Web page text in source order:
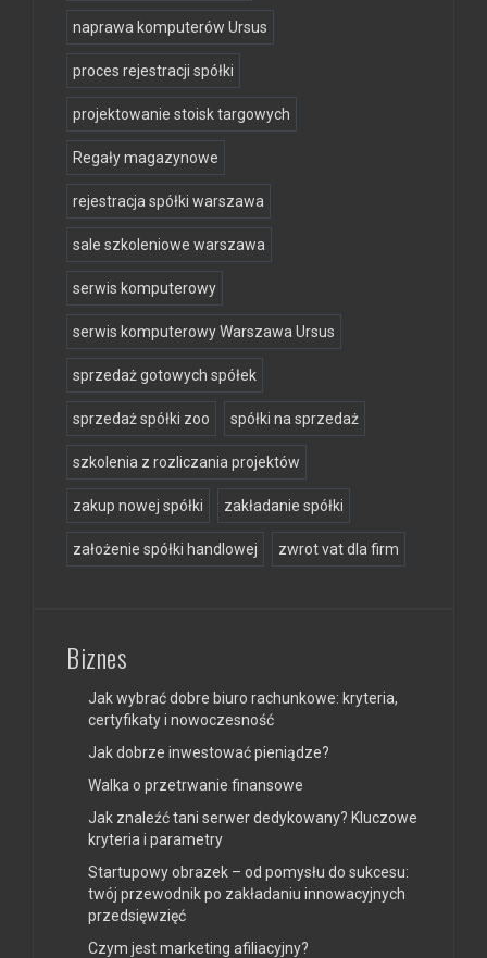
naprawa komputerów Ursus
proces rejestracji spółki
projektowanie stoisk targowych
Regały magazynowe
rejestracja spółki warszawa
sale szkoleniowe warszawa
serwis komputerowy
serwis komputerowy Warszawa Ursus
sprzedaż gotowych spółek
sprzedaż spółki zoo spółki na sprzedaż
szkolenia z rozliczania projektów
zakup nowej spółki zakładanie spółki
założenie spółki handlowej zwrot vat dla firm
Biznes
Jak wybrać dobre biuro rachunkowe: kryteria,
certyfikaty i nowoczesność
Jak dobrze inwestować pieniądze?
Walka o przetrwanie finansowe
Jak znaleźć tani serwer dedykowany? Kluczowe
kryteria i parametry
Startupowy obrazek – od pomysłu do sukcesu:
twój przewodnik po zakładaniu innowacyjnych
przedsięwzięć
Czym jest marketing afiliacyjny?